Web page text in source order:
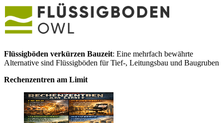
Flüssigböden verkürzen Bauzeit: Eine mehrfach bewährte
Alternative sind Flüssigböden für Tief-, Leitungsbau und Baugruben
Rechenzentren am Limit